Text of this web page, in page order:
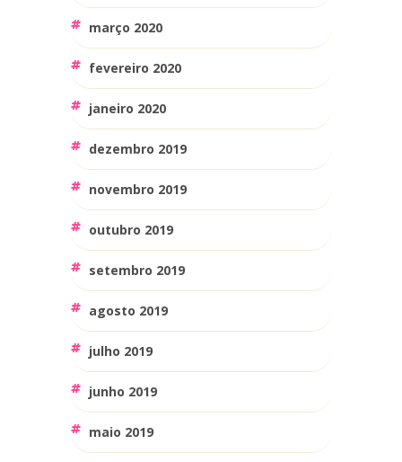
março 2020
fevereiro 2020
janeiro 2020
dezembro 2019
novembro 2019
outubro 2019
setembro 2019
agosto 2019
julho 2019
junho 2019
maio 2019